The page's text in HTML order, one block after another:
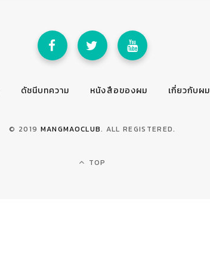
ดัชนีบทความ หนังสือของผม เกี่ยวกับผม
© 2019 MANGMAOCLUB. ALL REGISTERED.
TOP